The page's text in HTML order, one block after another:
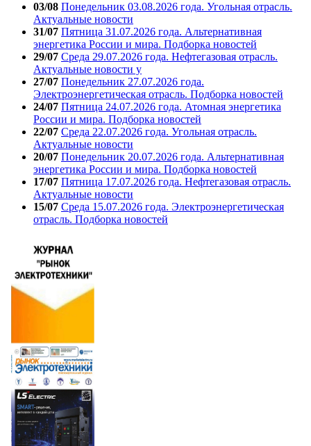
03/08 Понедельник 03.08.2026 года. Угольная отрасль.
Актуальные новости
31/07 Пятница 31.07.2026 года. Альтернативная
энергетика России и мира. Подборка новостей
29/07 Среда 29.07.2026 года. Нефтегазовая отрасль.
Актуальные новости у
27/07 Понедельник 27.07.2026 года.
Электроэнергетическая отрасль. Подборка новостей
24/07 Пятница 24.07.2026 года. Атомная энергетика
России и мира. Подборка новостей
22/07 Среда 22.07.2026 года. Угольная отрасль.
Актуальные новости
20/07 Понедельник 20.07.2026 года. Альтернативная
энергетика России и мира. Подборка новостей
17/07 Пятница 17.07.2026 года. Нефтегазовая отрасль.
Актуальные новости
15/07 Среда 15.07.2026 года. Электроэнергетическая
отрасль. Подборка новостей